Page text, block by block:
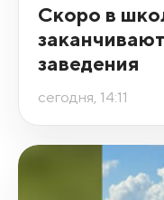
Скоро в
заведения
сегодня, 14:11